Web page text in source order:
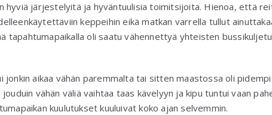
hyviä järjestelyitä ja hyväntuulisia toimitsijoita. Hienoa, että
keppeihin eikä matkan varrella tullut
tapahtumapaikalla oli saatu vähennettyä yhteisten
jonkin aikaa vähän paremmalta tai sitten maastossa oli
vähän väliä vaihtaa taas kävelyyn ja kipu tuntui vaan
kuulutukset kuuluivat koko ajan selvemmin.